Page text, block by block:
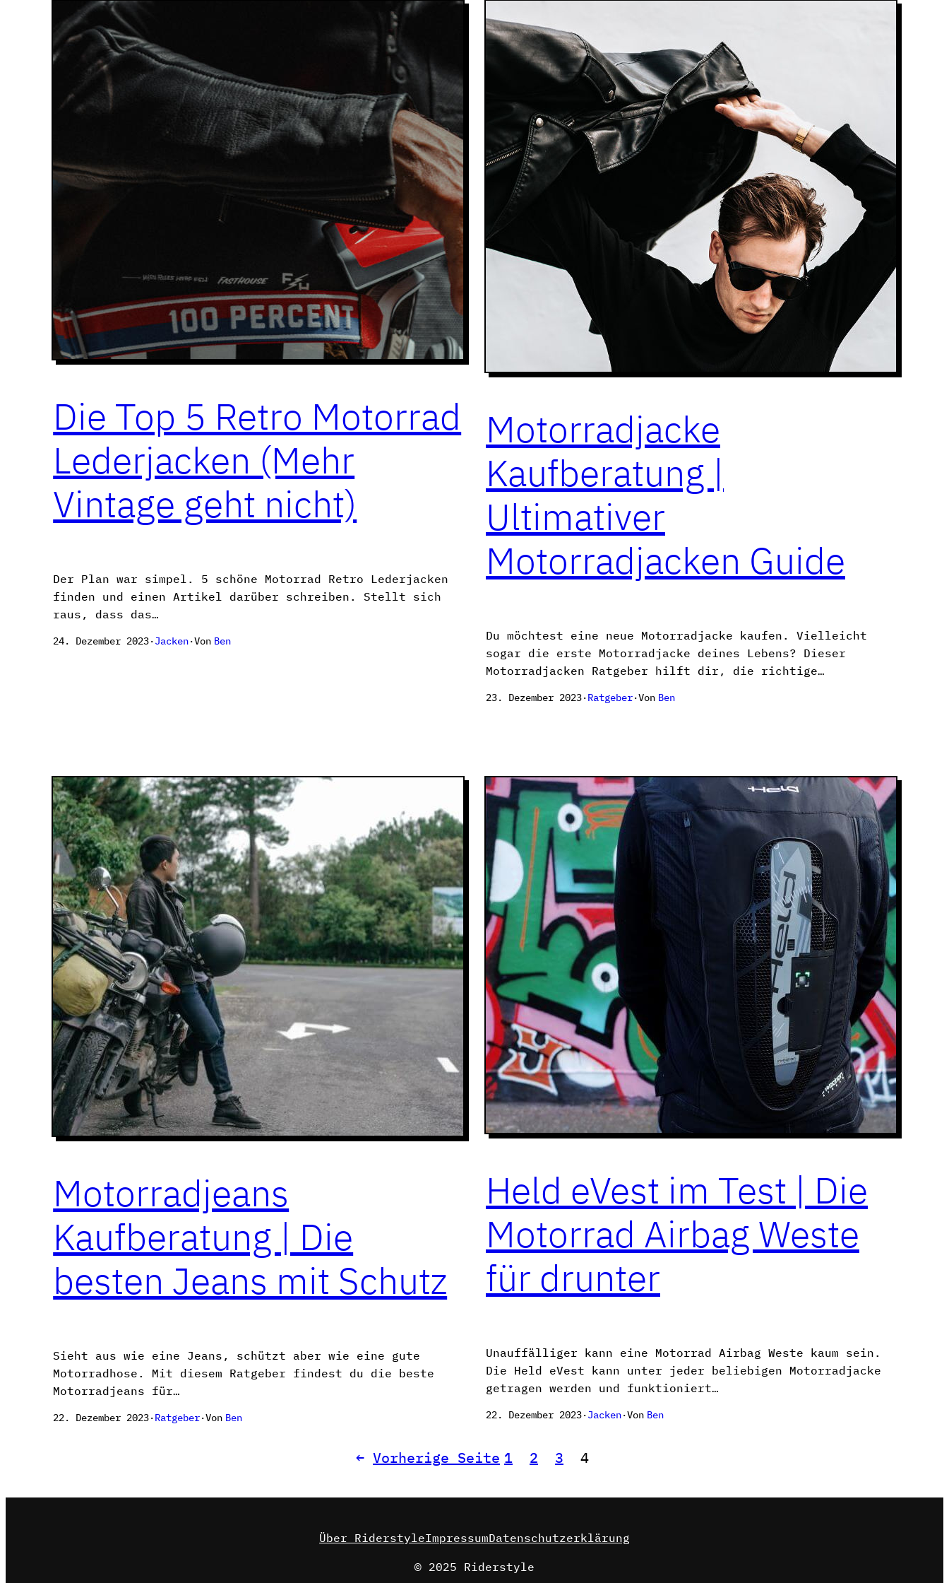
Die Top 5 Retro Motorrad
Lederjacken (Mehr
Vintage geht nicht)
Der Plan war simpel. 5 schöne Motorrad Retro Lederjacken
finden und einen Artikel darüber schreiben. Stellt sich
raus, dass das…
24. Dezember 2023·Jacken·Von Ben
Motorradjacke
Kaufberatung |
Ultimativer
Motorradjacken Guide
Du möchtest eine neue Motorradjacke kaufen. Vielleicht
sogar die erste Motorradjacke deines Lebens? Dieser
Motorradjacken Ratgeber hilft dir, die richtige…
23. Dezember 2023·Ratgeber·Von Ben
Motorradjeans
Kaufberatung | Die
besten Jeans mit Schutz
Sieht aus wie eine Jeans, schützt aber wie eine gute
Motorradhose. Mit diesem Ratgeber findest du die beste
Motorradjeans für…
22. Dezember 2023·Ratgeber·Von Ben
Held eVest im Test | Die
Motorrad Airbag Weste
für drunter
Unauffälliger kann eine Motorrad Airbag Weste kaum sein.
Die Held eVest kann unter jeder beliebigen Motorradjacke
getragen werden und funktioniert…
22. Dezember 2023·Jacken·Von Ben
← Vorherige Seite 1 2 3 4
Über RiderstyleImpressumDatenschutzerklärung
© 2025 Riderstyle